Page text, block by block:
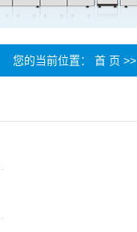
您的当前位置： 首 页 >>